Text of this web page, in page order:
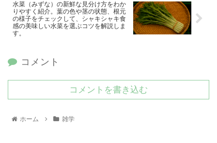
水菜（みずな）の新鮮な見分け方をわか
りやすく紹介。葉の色や茎の状態、根元
の様子をチェックして、シャキシャキ食
感の美味しい水菜を選ぶコツを解説しま
す。
コメント
コメントを書き込む
ホーム 雑学